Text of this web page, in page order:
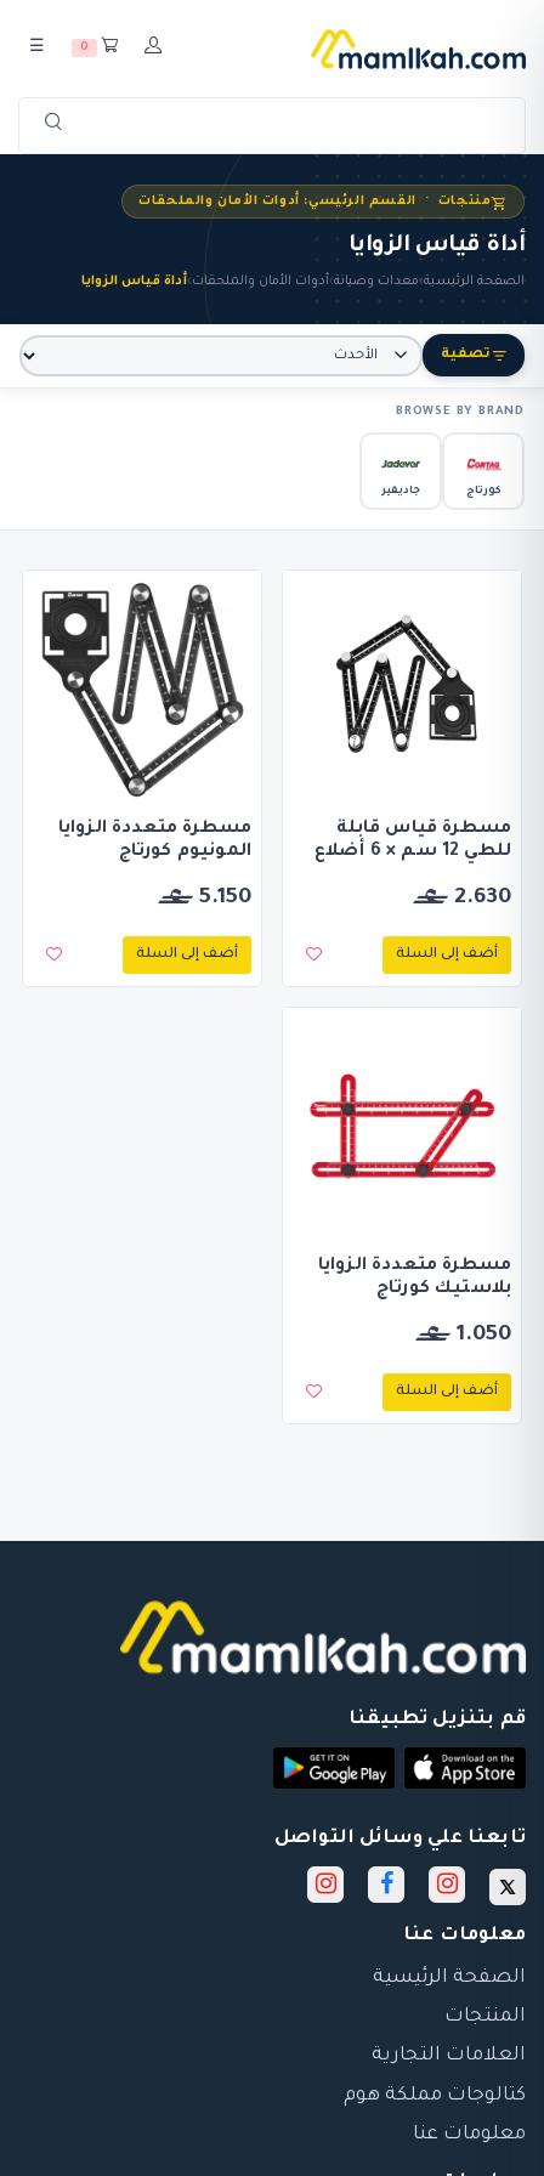
0
☰
منتجات · القسم الرئيسي: أدوات الأمان والملحقات
أداة قياس الزوايا
الصفحة الرئيسية›معدات وصيانة›أدوات الأمان والملحقات›أداة قياس الزوايا
تصفية
BROWSE BY BRAND
كورتاج جاديفير
مسطرة قياس قابلة
للطي 12 سم × 6 أضلاع
2.630
أضف إلى السلة
مسطرة متعددة الزوايا
المونيوم كورتاج
5.150
أضف إلى السلة
مسطرة متعددة الزوايا
بلاستيك كورتاج
1.050
أضف إلى السلة
قم بتنزيل تطبيقنا
تابعنا علي وسائل التواصل
معلومات عنا
الصفحة الرئيسية
المنتجات
العلامات التجارية
كتالوجات مملكة هوم
معلومات عنا